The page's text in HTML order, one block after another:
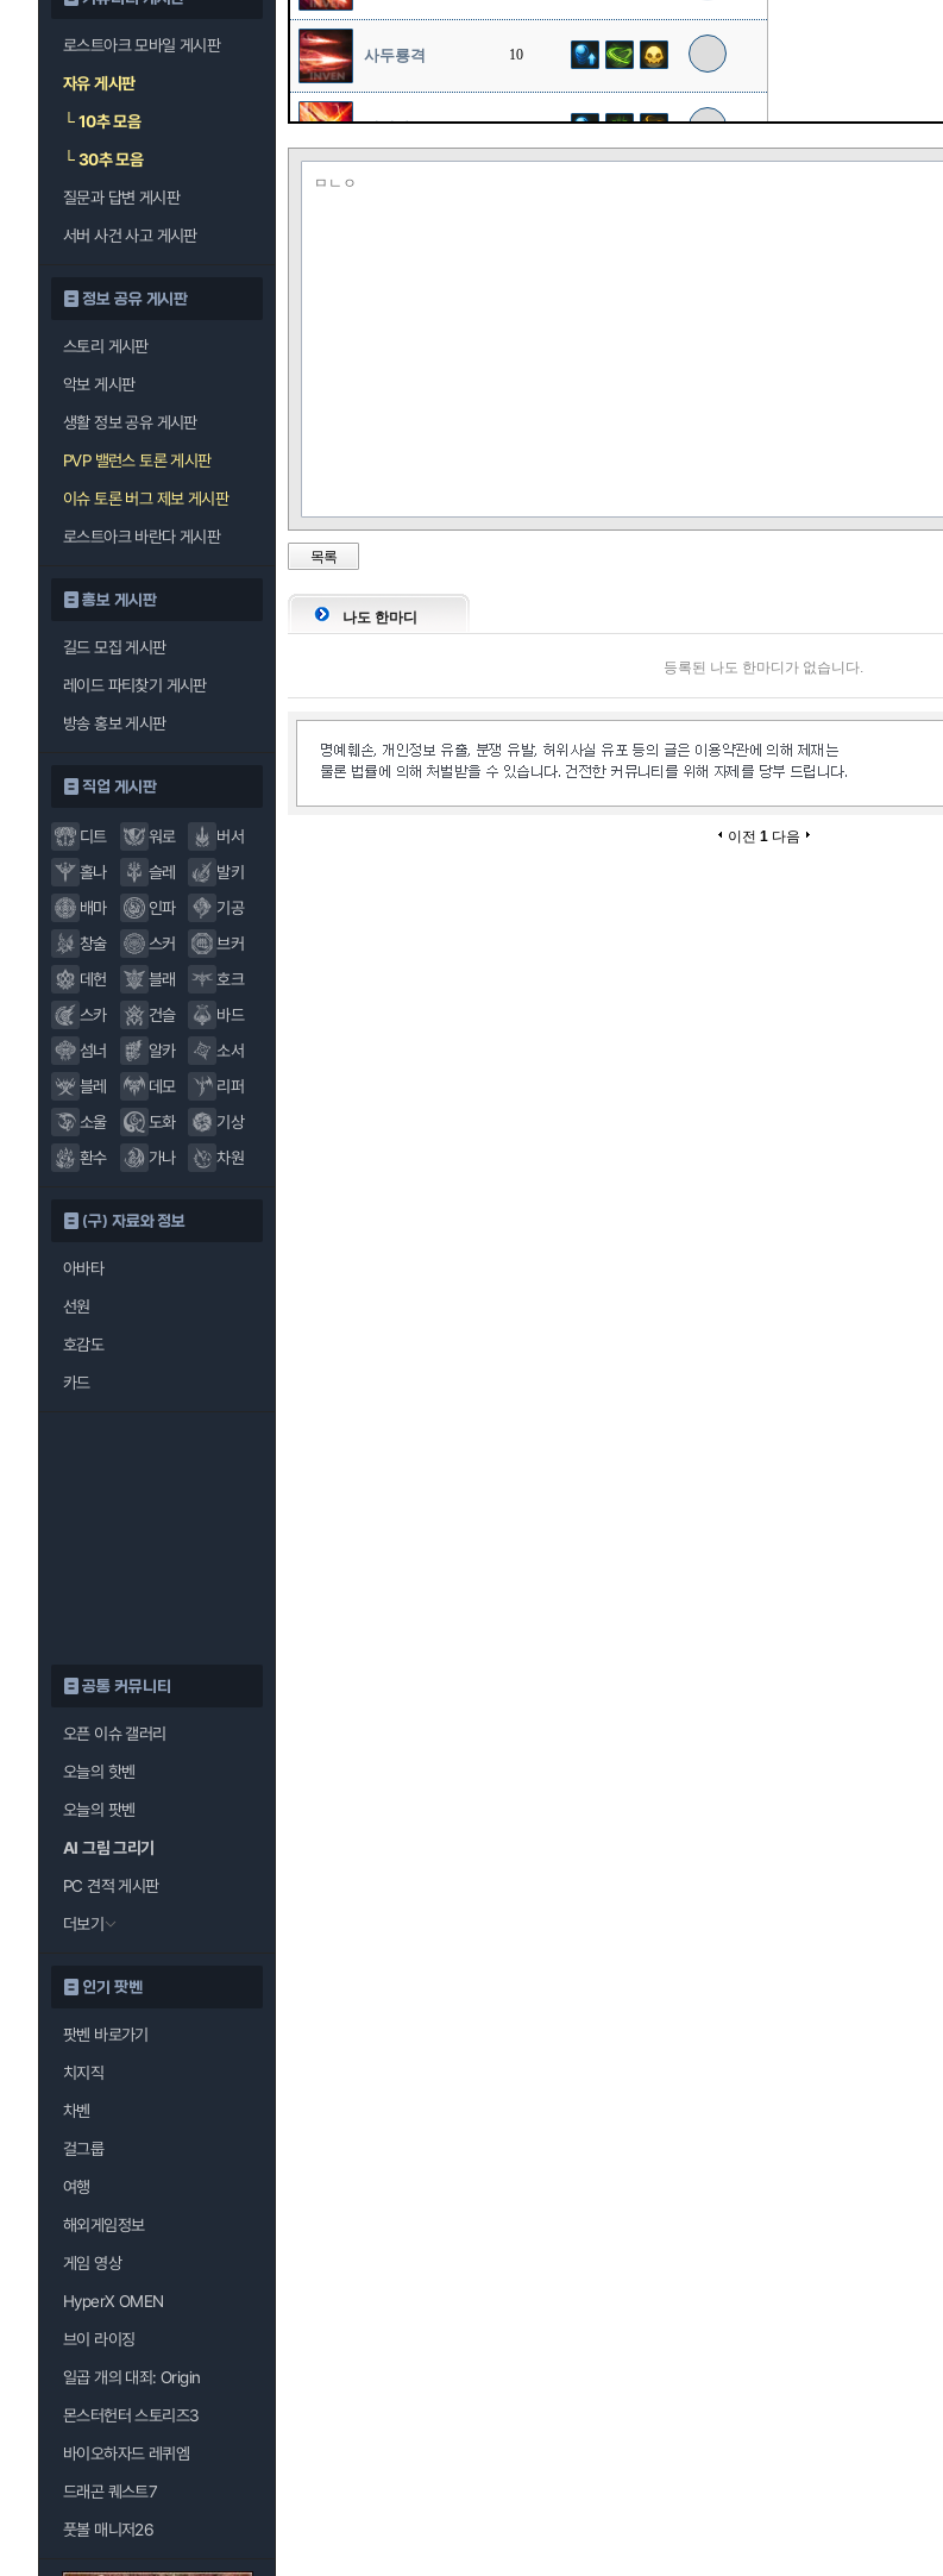
로스트아크 모바일 게시판
자유 게시판
└10추 모음
└30추 모음
질문과 답변 게시판
서버 사건 사고 게시판
정보 공유 게시판
스토리 게시판
악보 게시판
생활 정보 공유 게시판
PVP 밸런스 토론 게시판
이슈 토론 버그 제보 게시판
로스트아크 바란다 게시판
홍보 게시판
길드 모집 게시판
레이드 파티찾기 게시판
방송 홍보 게시판
직업 게시판
디트 워로
버서
홀나
슬레
발키
배마
인파
기공
창술
스커
브커
데헌
블래
호크
스카
건슬
바드
섬너
알카
소서
블레
데모
리퍼
소울
도화
기상
환수
가나 차원
(구) 자료와 정보
아바타
선원
호감도
카드
공통 커뮤니티
오픈 이슈 갤러리
오늘의 핫벤
오늘의 팟벤
AI 그림 그리기
PC 견적 게시판
더보기
인기 팟벤
팟벤 바로가기
치지직
차벤
걸그룹
여행
해외게임정보
게임 영상
HyperX OMEN
브이 라이징
일곱 개의 대죄: Origin
몬스터헌터 스토리즈3
바이오하자드 레퀴엠
드래곤 퀘스트7
풋볼 매니저26
사두룡격 10
굉열파 10
ㅁㄴㅇ
목록
나도 한마디
등록된 나도 한마디가 없습니다.
이전 1 다음